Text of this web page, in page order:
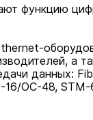
функцию
а
данных:
OC-48,